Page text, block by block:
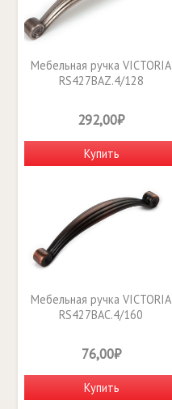
Мебельная ручка VICTORIA
RS427BAZ.4/128
292,00₽
Купить
Мебельная ручка VICTORIA
RS427BAC.4/160
76,00₽
Купить